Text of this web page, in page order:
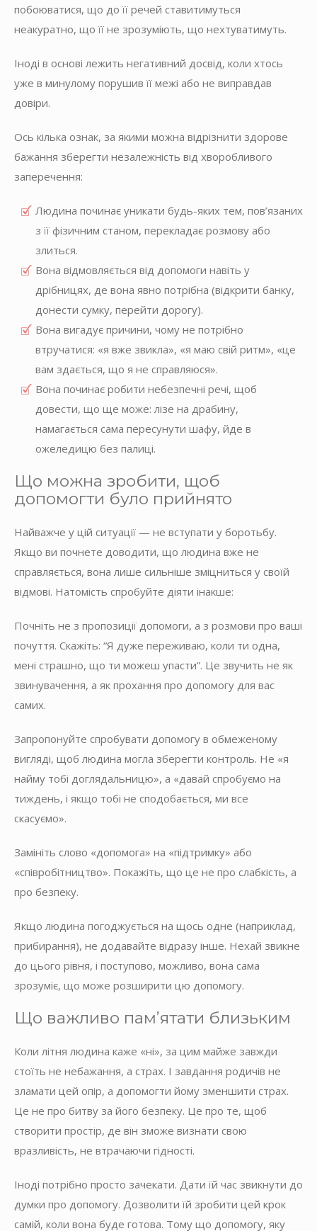
побоюватися, що до її речей ставитимуться
неакуратно, що її не зрозуміють, що нехтуватимуть.
Іноді в основі лежить негативний досвід, коли хтось
уже в минулому порушив її межі або не виправдав
довіри.
Ось кілька ознак, за якими можна відрізнити здорове
бажання зберегти незалежність від хворобливого
заперечення:
Людина починає уникати будь-яких тем, пов’язаних
з її фізичним станом, перекладає розмову або
злиться.
Вона відмовляється від допомоги навіть у
дрібницях, де вона явно потрібна (відкрити банку,
донести сумку, перейти дорогу).
Вона вигадує причини, чому не потрібно
втручатися: «я вже звикла», «я маю свій ритм», «це
вам здається, що я не справляюся».
Вона починає робити небезпечні речі, щоб
довести, що ще може: лізе на драбину,
намагається сама пересунути шафу, йде в
ожеледицю без палиці.
Що можна зробити, щоб
допомогти було прийнято
Найважче у цій ситуації — не вступати у боротьбу.
Якщо ви почнете доводити, що людина вже не
справляється, вона лише сильніше зміцниться у своїй
відмові. Натомість спробуйте діяти інакше:
Почніть не з пропозиції допомоги, а з розмови про ваші
почуття. Скажіть: “Я дуже переживаю, коли ти одна,
мені страшно, що ти можеш упасти”. Це звучить не як
звинувачення, а як прохання про допомогу для вас
самих.
Запропонуйте спробувати допомогу в обмеженому
вигляді, щоб людина могла зберегти контроль. Не «я
найму тобі доглядальницю», а «давай спробуємо на
тиждень, і якщо тобі не сподобається, ми все
скасуємо».
Замініть слово «допомога» на «підтримку» або
«співробітництво». Покажіть, що це не про слабкість, а
про безпеку.
Якщо людина погоджується на щось одне (наприклад,
прибирання), не додавайте відразу інше. Нехай звикне
до цього рівня, і поступово, можливо, вона сама
зрозуміє, що може розширити цю допомогу.
Що важливо пам’ятати близьким
Коли літня людина каже «ні», за цим майже завжди
стоїть не небажання, а страх. І завдання родичів не
зламати цей опір, а допомогти йому зменшити страх.
Це не про битву за його безпеку. Це про те, щоб
створити простір, де він зможе визнати свою
вразливість, не втрачаючи гідності.
Іноді потрібно просто зачекати. Дати їй час звикнути до
думки про допомогу. Дозволити їй зробити цей крок
самій, коли вона буде готова. Тому що допомогу, яку